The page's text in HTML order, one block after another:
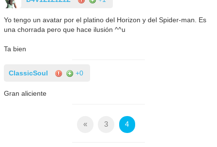
Yo tengo un avatar por el platino del Horizon y del Spider-man. Es
una chorrada pero que hace ilusión ^^u
Ta bien
ClassicSoul +0
Gran aliciente
« 3 4